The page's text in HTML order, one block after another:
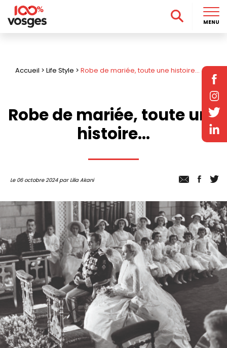
Accueil > Life Style > Robe de mariée, toute une histoire…
Robe de mariée, toute une
histoire…
Le 06 octobre 2024 par Lilia Akani
MENU